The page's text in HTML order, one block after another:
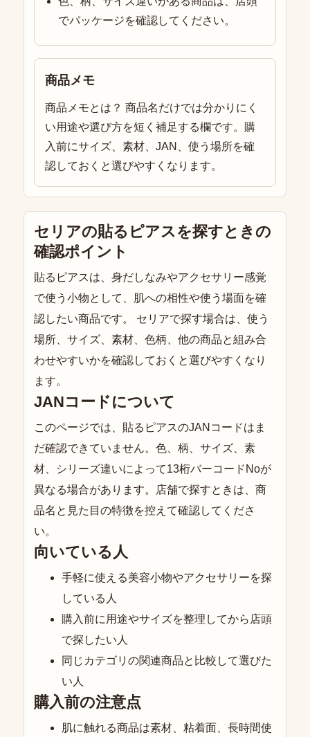
でパッケージを確認してください。
商品メモ
商品メモとは？ 商品名だけでは分かりにく
い用途や選び方を短く補足する欄です。購
入前にサイズ、素材、JAN、使う場所を確
認しておくと選びやすくなります。
セリアの貼るピアスを探すときの
確認ポイント
貼るピアスは、身だしなみやアクセサリー感覚
で使う小物として、肌への相性や使う場面を確
認したい商品です。 セリアで探す場合は、使う
場所、サイズ、素材、色柄、他の商品と組み合
わせやすいかを確認しておくと選びやすくなり
ます。
JANコードについて
このページでは、貼るピアスのJANコードはま
だ確認できていません。色、柄、サイズ、素
材、シリーズ違いによって13桁バーコードNoが
異なる場合があります。店舗で探すときは、商
品名と見た目の特徴を控えて確認してくださ
い。
向いている人
手軽に使える美容小物やアクセサリーを探
している人
購入前に用途やサイズを整理してから店頭
で探したい人
同じカテゴリの関連商品と比較して選びた
い人
購入前の注意点
肌に触れる商品は素材、粘着面、長時間使